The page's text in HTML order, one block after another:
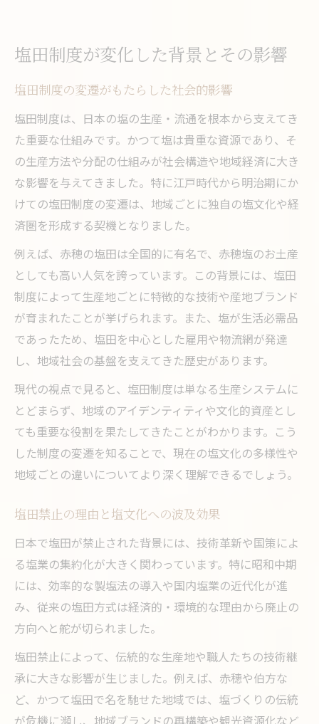
塩田制度が変化した背景とその影響
塩田制度の変遷がもたらした社会的影響
塩田制度は、日本の塩の生産・流通を根本から支えてき
た重要な仕組みです。かつて塩は貴重な資源であり、そ
の生産方法や分配の仕組みが社会構造や地域経済に大き
な影響を与えてきました。特に江戸時代から明治期にか
けての塩田制度の変遷は、地域ごとに独自の塩文化や経
済圏を形成する契機となりました。
例えば、赤穂の塩田は全国的に有名で、赤穂塩のお土産
としても高い人気を誇っています。この背景には、塩田
制度によって生産地ごとに特徴的な技術や産地ブランド
が育まれたことが挙げられます。また、塩が生活必需品
であったため、塩田を中心とした雇用や物流網が発達
し、地域社会の基盤を支えてきた歴史があります。
現代の視点で見ると、塩田制度は単なる生産システムに
とどまらず、地域のアイデンティティや文化的資産とし
ても重要な役割を果たしてきたことがわかります。こう
した制度の変遷を知ることで、現在の塩文化の多様性や
地域ごとの違いについてより深く理解できるでしょう。
塩田禁止の理由と塩文化への波及効果
日本で塩田が禁止された背景には、技術革新や国策によ
る塩業の集約化が大きく関わっています。特に昭和中期
には、効率的な製塩法の導入や国内塩業の近代化が進
み、従来の塩田方式は経済的・環境的な理由から廃止の
方向へと舵が切られました。
塩田禁止によって、伝統的な生産地や職人たちの技術継
承に大きな影響が生じました。例えば、赤穂や伯方な
ど、かつて塩田で名を馳せた地域では、塩づくりの伝統
が危機に瀕し、地域ブランドの再構築や観光資源化など